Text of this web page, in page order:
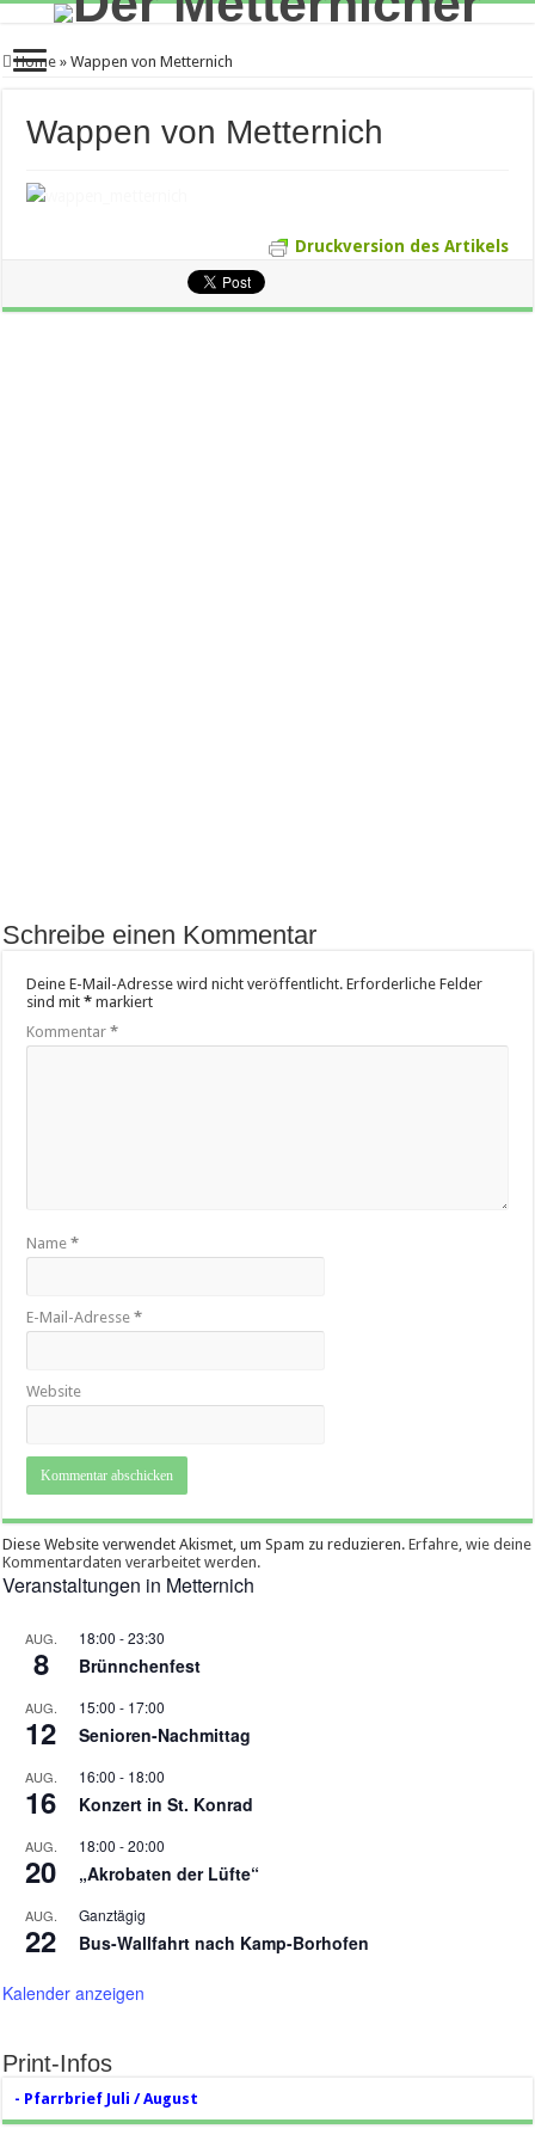
Home » Wappen von Metternich
Wappen von Metternich
Druckversion des Artikels
Schreibe einen Kommentar
Deine E-Mail-Adresse wird nicht veröffentlicht. Erforderliche Felder
sind mit* markiert
Kommentar*
Name*
E-Mail-Adresse*
Website
Diese Website verwendet Akismet, um Spam zu reduzieren.Erfahre, wie deine
Kommentardaten verarbeitet werden.
Veranstaltungen in Metternich
AUG.
8
18:00 -23:30
Brünnchenfest
AUG.
12
15:00 - 17:00
Senioren-Nachmittag
AUG.
16
16:00 - 18:00
Konzert in St. Konrad
AUG.
20
18:00 -20:00
„Akrobaten der Lüfte“
AUG.
22
Ganztägig
Bus-Wallfahrt nach Kamp-Borhofen
Kalender anzeigen
Print-Infos
- Pfarrbrief Juli / August